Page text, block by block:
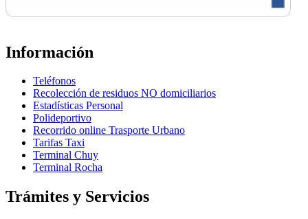
Información
Teléfonos
Recolección de residuos NO domiciliarios
Estadísticas Personal
Polideportivo
Recorrido online Trasporte Urbano
Tarifas Taxi
Terminal Chuy
Terminal Rocha
Trámites y Servicios